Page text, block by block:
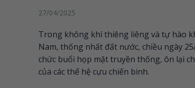
27/04/2025
Trong không khí thiêng liêng và tự hào
Nam, thống nhất đất nước, chiều ngày
chức buổi họp mặt truyền thống, ôn lại
của các thế hệ cựu chiến binh.